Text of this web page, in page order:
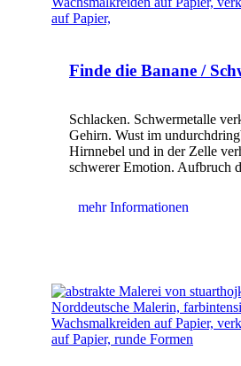
Finde die Banane /
Schlacken. Schwermetalle
Gehirn. Wust im
Hirnnebel und in der Zelle
schwerer Emotion. Aufbruch
mehr Informationen